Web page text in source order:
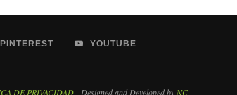
PINTEREST YOUTUBE
DE PRIVACIDAD- Designed and Developed byNC